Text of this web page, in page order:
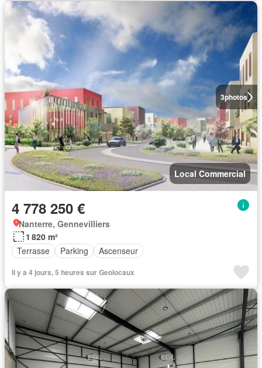
3photos
Local Commercial
4 778 250 €
Nanterre, Gennevilliers
1 820 m²
Terrasse
Parking Ascenseur
Il y a 4 jours, 5 heures sur Geolocaux